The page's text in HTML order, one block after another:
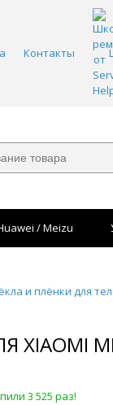
Контакты
/ Meizu
и плёнки для
3 525 раз!